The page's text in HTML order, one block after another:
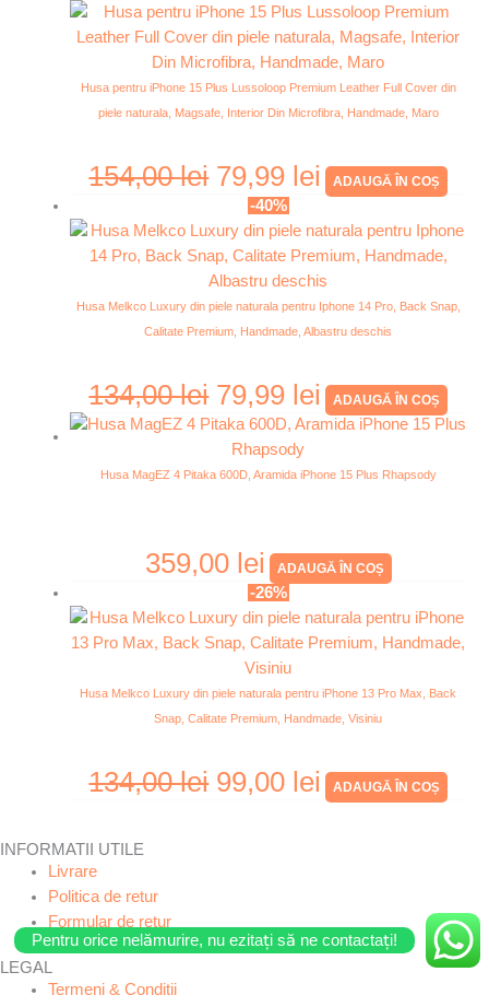
Husa pentru iPhone 15 Plus Lussoloop Premium Leather Full Cover din
piele naturala, Magsafe, Interior Din Microfibra, Handmade, Maro
154,00lei 79,99 lei ADAUGĂ ÎN COȘ
-40%
Husa Melkco Luxury din piele naturala pentru Iphone 14 Pro, Back Snap,
Calitate Premium, Handmade, Albastru deschis
134,00lei 79,99 lei ADAUGĂ ÎN COȘ
Husa MagEZ 4 Pitaka 600D, Aramida iPhone 15 Plus Rhapsody
359,00 lei ADAUGĂ ÎN COȘ
-26%
Husa Melkco Luxury din piele naturala pentru iPhone 13 Pro Max, Back
Snap, Calitate Premium, Handmade, Visiniu
134,00lei 99,00 lei ADAUGĂ ÎN COȘ
INFORMATII UTILE
Livrare
Politica de retur
Formular de retur
LEGAL
Termeni & Conditii
Pentru orice nelămurire, nu ezitați să ne contactați!